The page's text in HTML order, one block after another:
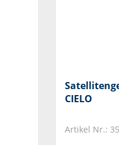
CIELO
Artikel Nr.: